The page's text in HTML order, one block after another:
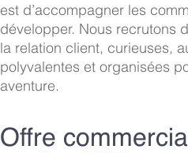
est d’accompagner les
développer. Nous recrutons
la relation client, curieuses,
polyvalentes et organisées
aventure.
Offre